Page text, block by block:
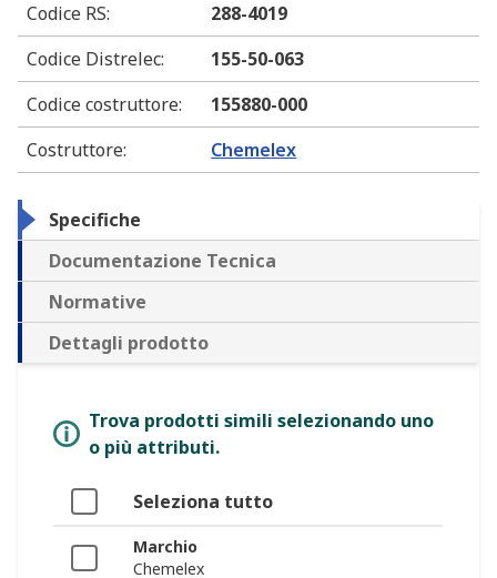
Codice RS:
288-4019
Codice Distrelec:
155-50-063
Codice costruttore:
155880-000
Costruttore: Chemelex
Specifiche
Documentazione Tecnica
Normative
Dettagli prodotto
Trova prodotti simili selezionando uno
o più attributi.
Seleziona tutto
Marchio
Chemelex